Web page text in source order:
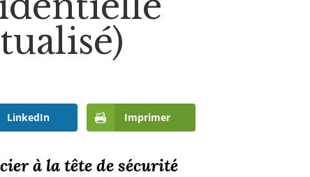
LinkedIn Imprimer
à la tête de sécurité